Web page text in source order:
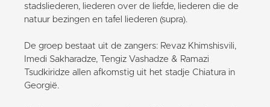
stadsliederen, liederen over de liefde, liederen die de
natuur bezingen en tafel liederen (supra).
De groep bestaat uit de zangers: Revaz Khimshisvili,
Imedi Sakharadze, Tengiz Vashadze & Ramazi
Tsudkiridze allen afkomstig uit het stadje Chiatura in
Georgië.